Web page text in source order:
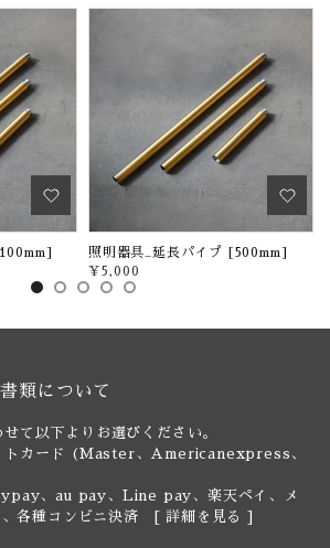
照明器具_延長パイプ [500mm]
¥5,000
類について
て以下よりお選びください。
トカード (Master、Americanexpress、
、au pay、Line pay、楽天ペイ、メ
各種コンビニ決済 [ 詳細を見る